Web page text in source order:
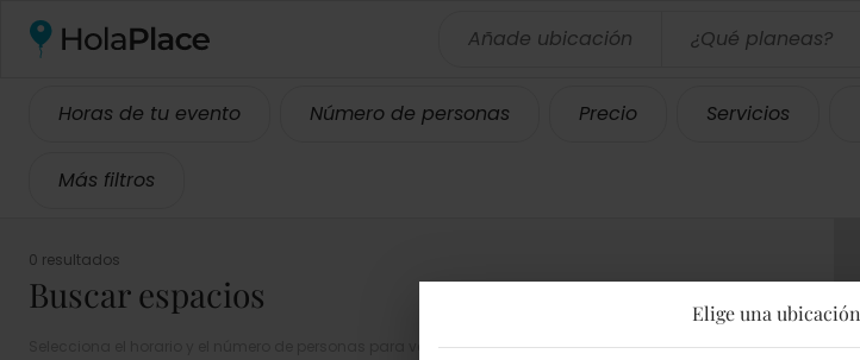
Añade ubicación ¿Qué planeas?
Horas de tu evento Número de personas Precio Servicios
Más filtros
0 resultados
Buscar espacios
Selecciona el horario y el número de personas para ver el precio total.
Elige una ubicación